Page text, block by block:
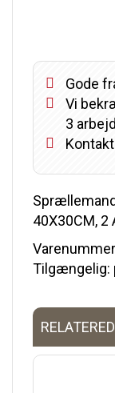
Gode
Vi
3
40X30CM, 2
Tilgængelig: